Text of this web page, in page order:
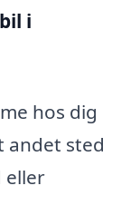
i
hos dig
andet sted
eller